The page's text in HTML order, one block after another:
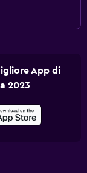
App di
2023